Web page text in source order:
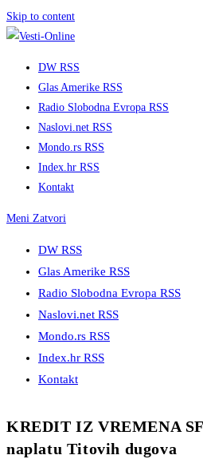
Skip to content
DW RSS
Glas Amerike RSS
Radio Slobodna Evropa RSS
Naslovi.net RSS
Mondo.rs RSS
Index.hr RSS
Kontakt
Meni Zatvori
DW RSS
Glas Amerike RSS
Radio Slobodna Evropa RSS
Naslovi.net RSS
Mondo.rs RSS
Index.hr RSS
Kontakt
KREDIT IZ VREMENA
naplatu Titovih dugova